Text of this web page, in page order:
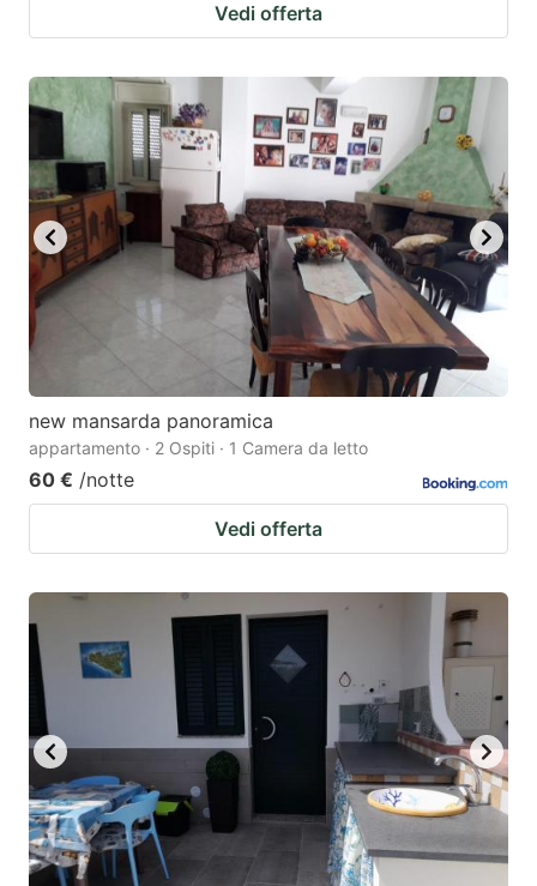
Vedi offerta
new mansarda panoramica
appartamento · 2 Ospiti · 1 Camera da letto
60 € /notte
Vedi offerta